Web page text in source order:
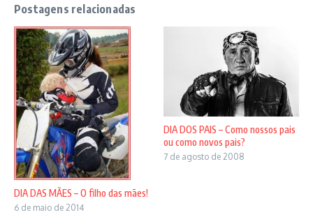
Postagens relacionadas
DIA DAS MÃES – O filho das mães!
6 de maio de 2014
DIA DOS PAIS – Como nossos pais
ou como novos pais?
7 de agosto de 2008